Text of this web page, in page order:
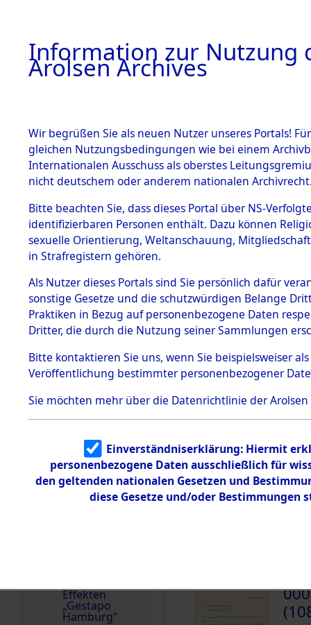
BESTÄNDE
1.
Inhaftierungsdoku
mente
1.2.9 Beim ITS
verwahrte
1.2.9.1
Effekten aus
dem KZ
Dachau
Effekten aus
dem KZ
Dachau,
Landesentsch
ädigungsamt
1.2.9.3
Effekten aus
dem KZ
Neuengamm
Effekten
„Gestapo
Hamburg“
10Akten
FRITZ
Land
Deutschland
10.6.1964: Die
Familien (oder
zurückgegeben.
DOKUMENTE
Information zur Nutzung
Arolsen Archives
Wir begrüßen Sie als neuen Nutzer unseres Portals!
gleichen Nutzungsbedingungen wie bei einem
Internationalen Ausschuss als oberstes
nicht deutschem oder anderem nationalen
Bitte beachten Sie, dass dieses Portal über NS-
identifizierbaren Personen enthält. Dazu können
sexuelle Orientierung, Weltanschauung,
in Strafregistern gehören.
Als Nutzer dieses Portals sind Sie persönlich dafür
sonstige Gesetze und die schutzwürdigen Belange
Praktiken in Bezug auf personenbezogene Daten
Dritter, die durch die Nutzung seiner Sammlungen
Bitte kontaktieren Sie uns, wenn Sie beispielsweiser
Veröffentlichung bestimmter personenbezogener
Sie möchten mehr über die Datenrichtlinie der Arolsen
Einverständniserklärung: Hiermit
personenbezogene Daten ausschließlich für
den geltenden nationalen Gesetzen und
diese Gesetze und/oder Bestimmungen